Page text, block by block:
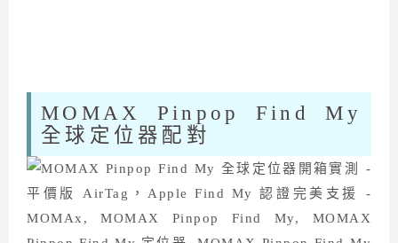
MOMAX Pinpop Find My
全球定位器配對